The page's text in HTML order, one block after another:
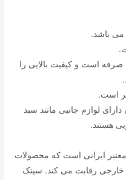
است و کیفیت بالایی را
لوازم جانبی مانند سبد
هستند.
معتبر ایرانی است که محصولات
خارجی رقابت می کند. سینک